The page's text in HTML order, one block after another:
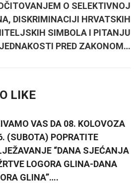
O SELEKTIVNOJ
DISKRIMINACIJI HRVATSKIH
SIMBOLA I PITANJU
JEDNAKOSTI PRED ZAKONOM…
LIKE
VAS DA 08. KOLOVOZA
(SUBOTA) POPRATITE
“DANA SJEĆANJA
LOGORA GLINA-DANA
GLINA”….